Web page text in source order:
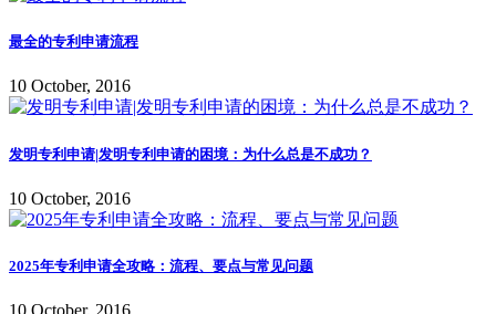
最全的专利申请流程
10 October, 2016
发明专利申请|发明专利申请的困境：为什么总是不成功？
10 October, 2016
2025年专利申请全攻略：流程、要点与常见问题